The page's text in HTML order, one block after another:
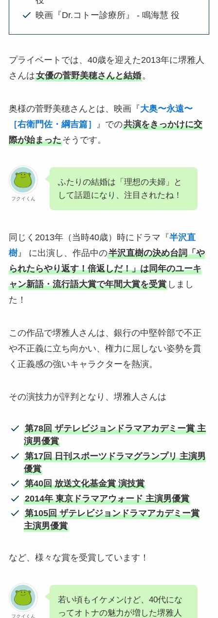
映画『Dr.コトー診療所』 - 鳴海慧 役
プライベートでは、40歳を迎えた2013年に堺雅人
さんは女優の菅野美穂さんと結婚。
奥様の菅野美穂さんとは、映画『大奥〜永遠〜
［右衛門佐・綱吉篇］
』での共演をきっかけに交
際が始まったそうです。
フクイくん
ふたりの結婚は「理想の夫婦」と
して話題になり、注目されたね！
同じく2013年（当時40歳）時にドラマ『半沢直
樹』 に出演し、作品中の半沢直樹の決め台詞「や
られたらやり返す！倍返しだ！」は同年のユーキ
ャン新語・流行語大賞で年間大賞を受賞しまし
た！
この作品で堺雅人さんは、銀行の中堅幹部で不正
や不正義に立ち向かい、権力に屈しない姿勢を貫
く正義感の強いキャラクターを熱演。
その演技力が評判となり、堺雅人さんは
第78回 ザテレビジョンドラマアカデミー賞 主
演男優賞
第17回 日刊スポーツドラマグランプリ 主演男
優賞
第40回 放送文化基金賞 演技賞
2014年 東京ドラマアウォード 主演男優賞
第105回 ザテレビジョンドラマアカデミー賞
主演男優賞
など、様々な賞を受賞しています！
フクイくん
若い頃もイケメンけど、40代にな
ってオトナの魅力が増した堺雅人